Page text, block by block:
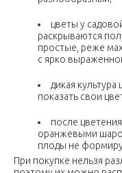
цветы у
раскрываются
простые, реже
с ярко
дикая
показать свои
после
оранжевыми
плоды не
При покупке нельзя